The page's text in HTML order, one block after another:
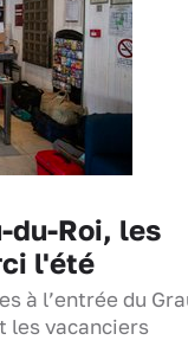
du-Roi, les
l'été
à l’entrée du
les vacanciers